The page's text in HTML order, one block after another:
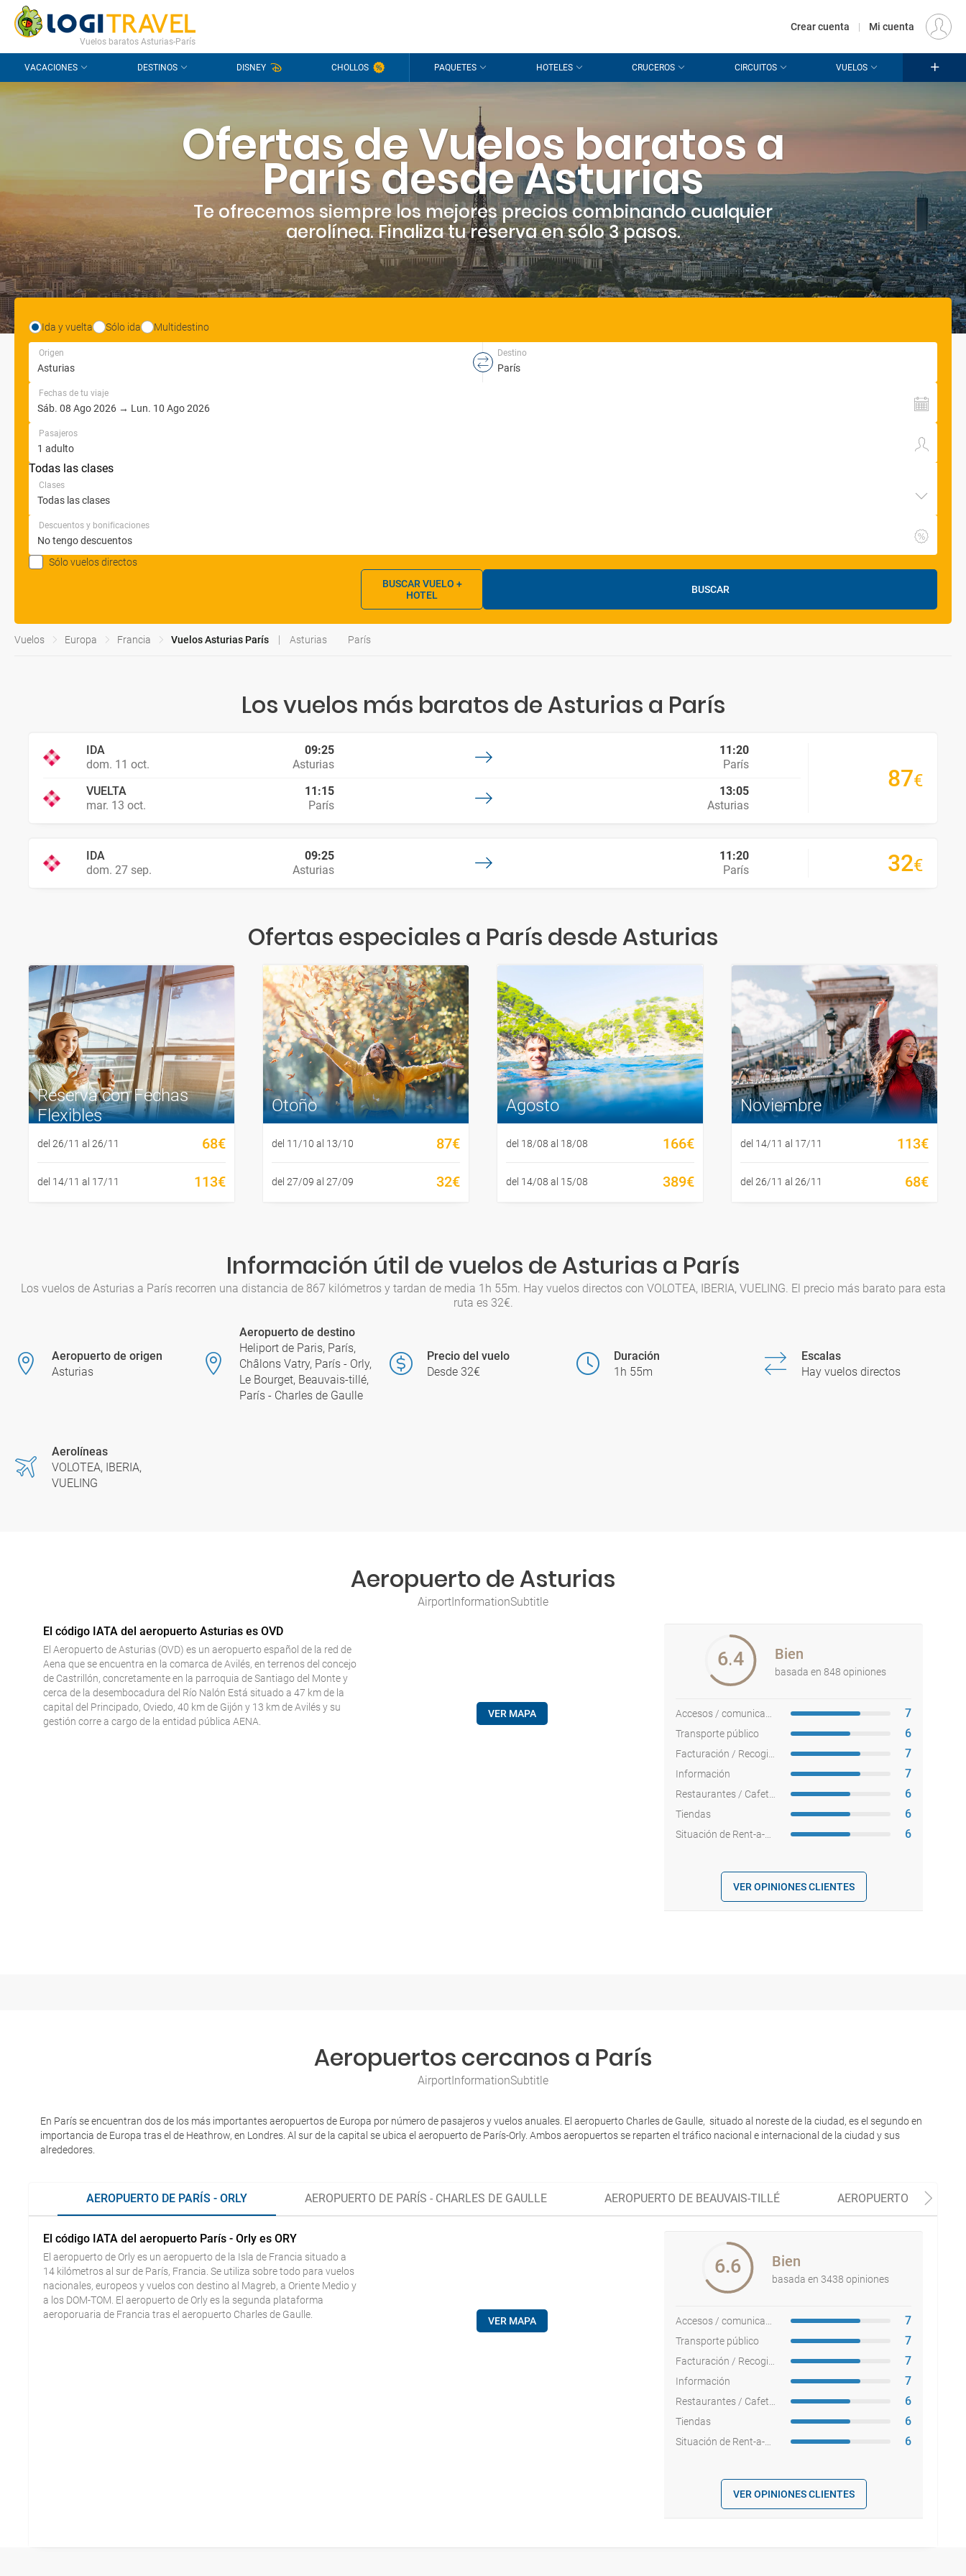
CONTACTO PREGUNTAS FRECUENTES EUR
Vuelos baratos Asturias-París
Crear cuenta | Mi cuenta
VACACIONES DESTINOS DISNEY CHOLLOS PAQUETES HOTELES CRUCEROS CIRCUITOS VUELOS
Ofertas de Vuelos baratos a
París desde Asturias
Te ofrecemos siempre los mejores precios combinando cualquier
aerolínea. Finaliza tu reserva en sólo 3 pasos.
Ida y vuelta Sólo ida Multidestino
Origen Destino
Fechas de tu viaje
Pasajeros
Todas las clases
Clases
Descuentos y bonificaciones
Sólo vuelos directos
BUSCAR
BUSCAR VUELO +
HOTEL
Vuelos Europa Francia Vuelos Asturias París Asturias París
Los vuelos más baratos de Asturias a París
IDA
dom. 11 oct.
09:25
Asturias
11:20
París
VUELTA
mar. 13 oct.
11:15
París
13:05
Asturias
87€
IDA
dom. 27 sep.
09:25
Asturias
11:20
París
32€
Ofertas especiales a París desde Asturias
Reserva con Fechas
Flexibles
del 26/11 al 26/11 68€
del 14/11 al 17/11 113€
Otoño
del 11/10 al 13/10 87€
del 27/09 al 27/09 32€
Agosto
del 18/08 al 18/08 166€
del 14/08 al 15/08 389€
Noviembre
del 14/11 al 17/11 113€
del 26/11 al 26/11 68€
Información útil de vuelos de Asturias a París
Los vuelos de Asturias a París recorren una distancia de 867 kilómetros y tardan de media 1h 55m. Hay vuelos directos con VOLOTEA, IBERIA, VUELING. El precio más barato para esta
ruta es 32€.
Aeropuerto de origen
Asturias
Aeropuerto de destino
Heliport de Paris, París,
Châlons Vatry, París - Orly,
Le Bourget, Beauvais-tillé,
París - Charles de Gaulle
Precio del vuelo
Desde 32€
Duración
1h 55m
Escalas
Hay vuelos directos
Aerolíneas
VOLOTEA, IBERIA,
VUELING
Aeropuerto de Asturias
AirportInformationSubtitle
El código IATA del aeropuerto Asturias es OVD
El Aeropuerto de Asturias (OVD) es un aeropuerto español de la red de
Aena que se encuentra en la comarca de Avilés, en terrenos del concejo
de Castrillón, concretamente en la parroquia de Santiago del Monte y
cerca de la desembocadura del Río Nalón Está situado a 47 km de la
capital del Principado, Oviedo, 40 km de Gijón y 13 km de Avilés y su
gestión corre a cargo de la entidad pública AENA.
VER MAPA
6.4 Bien
basada en 848 opiniones
7
Transporte público 6
7
Información 7
6
Tiendas 6
6
VER OPINIONES CLIENTES
Aeropuertos cercanos a París
AirportInformationSubtitle
En París se encuentran dos de los más importantes aeropuertos de Europa por número de pasajeros y vuelos anuales. El aeropuerto Charles de Gaulle, situado al noreste de la ciudad, es el segundo en
importancia de Europa tras el de Heathrow, en Londres. Al sur de la capital se ubica el aeropuerto de París-Orly. Ambos aeropuertos se reparten el tráfico nacional e internacional de la ciudad y sus
alrededores.
AEROPUERTO DE PARÍS - ORLY AEROPUERTO DE PARÍS - CHARLES DE GAULLE AEROPUERTO DE BEAUVAIS-TILLÉ AEROPUERTO DE
El código IATA del aeropuerto París - Orly es ORY
El aeropuerto de Orly es un aeropuerto de la Isla de Francia situado a
14 kilómetros al sur de París, Francia. Se utiliza sobre todo para vuelos
nacionales, europeos y vuelos con destino al Magreb, a Oriente Medio y
a los DOM-TOM. El aeropuerto de Orly es la segunda plataforma
aeroporuaria de Francia tras el aeropuerto Charles de Gaulle.
VER MAPA
6.6 Bien
basada en 3438 opiniones
7
Transporte público 7
7
Información 7
6
Tiendas 6
6
VER OPINIONES CLIENTES